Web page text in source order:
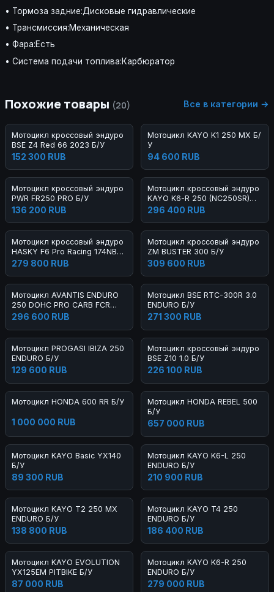
• Тормоза задние:Дисковые гидравлические
• Трансмиссия:Механическая
• Фара:Есть
• Система подачи топлива:Карбюратор
Похожие товары (20) Все в категории →
Мотоцикл кроссовый эндуро
BSE Z4 Red 66 2023 Б/У
152 300 RUB
Мотоцикл KAYO K1 250 MX Б/
У
94 600 RUB
Мотоцикл кроссовый эндуро
PWR FR250 PRO Б/У
136 200 RUB
Мотоцикл кроссовый эндуро
KAYO K6-R 250 (NC250SR)
FCR 21/18 Б/У
296 400 RUB
Мотоцикл кроссовый эндуро
HASKY F6 Pro Racing 174NB
300 2023 Б/У
279 800 RUB
Мотоцикл кроссовый эндуро
ZM BUSTER 300 Б/У
309 600 RUB
Мотоцикл AVANTIS ENDURO
250 DOHC PRO CARB FCR
EXCLUSIVE ARS Б/У
296 600 RUB
Мотоцикл BSE RTC-300R 3.0
ENDURO Б/У
271 300 RUB
Мотоцикл PROGASI IBIZA 250
ENDURO Б/У
129 600 RUB
Мотоцикл кроссовый эндуро
BSE Z10 1.0 Б/У
226 100 RUB
Мотоцикл HONDA 600 RR Б/У
1 000 000 RUB
Мотоцикл HONDA REBEL 500
Б/У
657 000 RUB
Мотоцикл KAYO Basic YX140
Б/У
89 300 RUB
Мотоцикл KAYO K6-L 250
ENDURO Б/У
210 900 RUB
Мотоцикл KAYO T2 250 MX
ENDURO Б/У
138 800 RUB
Мотоцикл KAYO T4 250
ENDURO Б/У
186 400 RUB
Мотоцикл KAYO EVOLUTION
YX125EM PITBIKE Б/У
87 000 RUB
Мотоцикл KAYO K6-R 250
ENDURO Б/У
279 000 RUB